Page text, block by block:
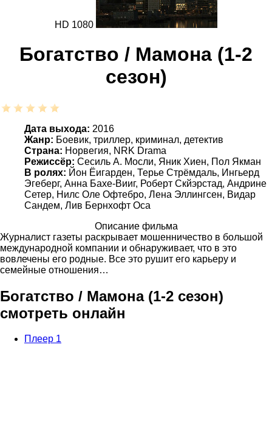
HD 1080
Богатство / Мамона (1-2
сезон)
Дата выхода: 2016
Жанр: Боевик, триллер, криминал, детектив
Страна: Норвегия, NRK Drama
Режиссёр: Сесиль А. Мосли, Яник Хиен, Пол Якман
В ролях: Йон Ёигарден, Терье Стрёмдаль, Ингьерд
Эгеберг, Анна Бахе-Вииг, Роберт Скйэрстад, Андрине
Сетер, Нилс Оле Офтебро, Лена Эллингсен, Видар
Сандем, Лив Бернхофт Оса
Описание фильма
Журналист газеты раскрывает мошенничество в большой
международной компании и обнаруживает, что в это
вовлечены его родные. Все это рушит его карьеру и
семейные отношения…
Богатство / Мамона (1-2 сезон)
смотреть онлайн
Плеер 1